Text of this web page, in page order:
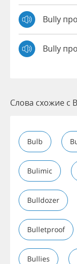
Bully
Bully
Слова схожие с
Bulb
Bulimic
Bulldozer
Bulletproof
Bullies